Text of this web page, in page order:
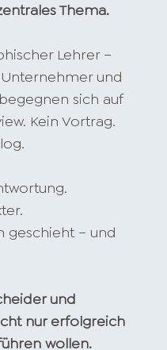
Thema.
Lehrer –
und
sich auf
Kein Vortrag.
geschieht – und
und
nur erfolgreich
wollen.